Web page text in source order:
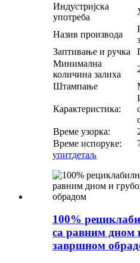
Индустријска
употреба
Назив производа
Заптивање и ручка
Минимална
количина залиха
Штампање
Карактеристика:
Време узорка:
Време испоруке:
упитдетаљ
100%
са равним дном
завршном